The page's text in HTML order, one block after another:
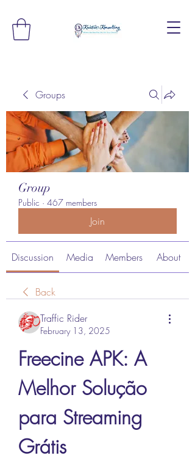
Groups
Group
Public · 467 members
Join
Discussion Media Members About
Back
Traffic Rider
February 13, 2025
Freecine APK: A
Melhor Solução
para Streaming
Grátis